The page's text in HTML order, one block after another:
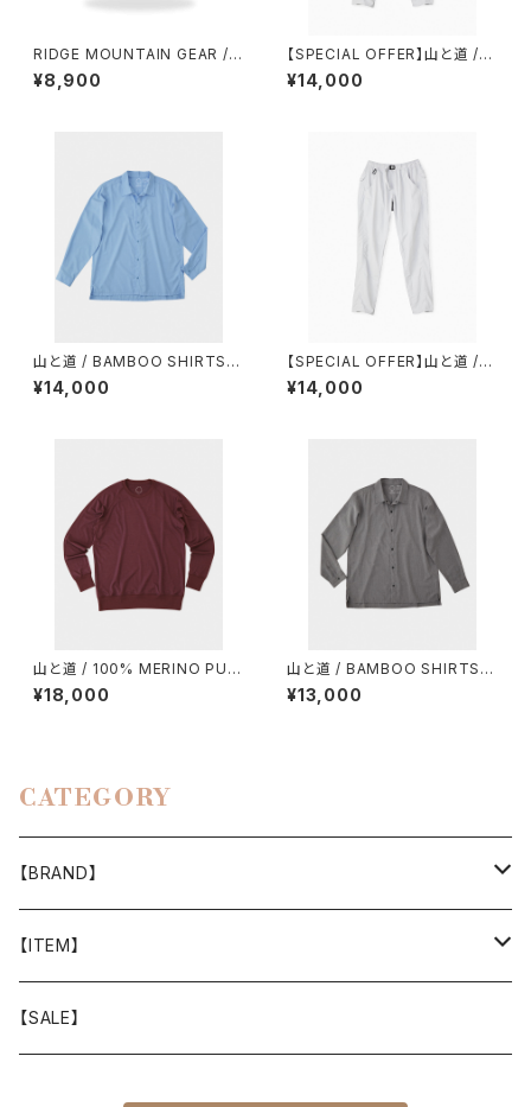
RIDGE MOUNTAIN GEAR / S
HADE CAP
¥8,900
【SPECIAL OFFER】山と道 /５
POCKET PANTS（WOMEN）
¥14,000
山と道 / BAMBOO SHIRTS
（UNISEX）
¥14,000
【SPECIAL OFFER】山と道 /５
POCKET PANTS（MEN）
¥14,000
山と道 / 100% MERINO PUL
LOVER（UNISEX）
¥18,000
山と道 / BAMBOO SHIRTS
（UNISEX）
¥13,000
CATEGORY
【BRAND】
山と道
T-SHIRT
迷迭香
【ITEM】
WEAR
【SALE】